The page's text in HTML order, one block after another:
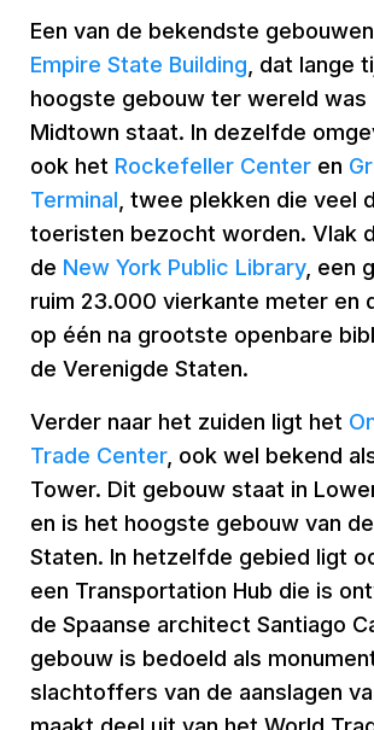
Een van de bekendste
Empire State Building , dat lange
hoogste gebouw ter wereld was
Midtown staat. In dezelfde
ook het Rockefeller Center en
Terminal , twee plekken die veel
toeristen bezocht worden. Vlak
de New York Public Library, een
ruim 23.000 vierkante meter en
op één na grootste openbare
de Verenigde Staten.
Verder naar het zuiden ligt het
Trade Center, ook wel bekend
Tower. Dit gebouw staat in
en is het hoogste gebouw van
Staten. In hetzelfde gebied ligt
een Transportation Hub die is
de Spaanse architect Santiago
gebouw is bedoeld als
slachtoffers van de aanslagen